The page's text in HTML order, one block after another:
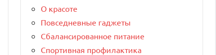
О красоте
Повседневные гаджеты
Сбалансированное питание
Спортивная профилактика